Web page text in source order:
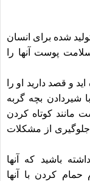
شده برای انسان
پوست آنها را
و قصد دارید او را
شیردادن بچه گربه
مانند کوتاه کردن
از مشکلات
باشید که آنها
کردن با آنها